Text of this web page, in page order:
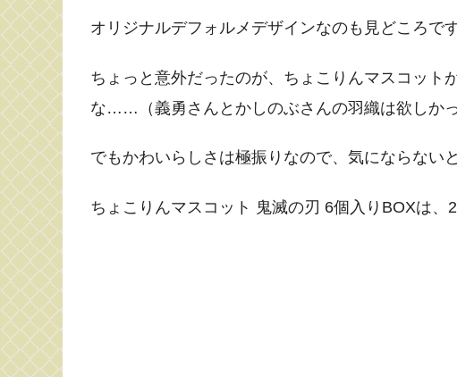
オリジナルデフォルメデザインなのも見どころです
ちょっと意外だったのが、ちょこりんマスコット
な……（義勇さんとかしのぶさんの羽織は欲しか
でもかわいらしさは極振りなので、気にならな
ちょこりんマスコット 鬼滅の刃 6個入りBOXは、